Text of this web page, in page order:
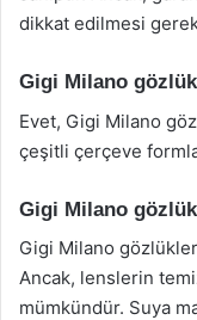
dikkat edilmesi
Gigi Milano
Evet, Gigi Milano
çeşitli çerçeve
Gigi Milano
Gigi Milano
Ancak, lenslerin
mümkündür. Suya